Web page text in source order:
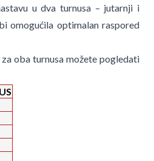
u dva turnusa – jutarnji i
omogućila optimalan raspored
oba turnusa možete pogledati